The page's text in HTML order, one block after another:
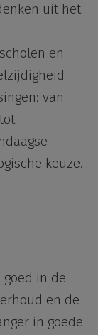
uit het
scholen en
van
keuze.
in de
en de
in goede